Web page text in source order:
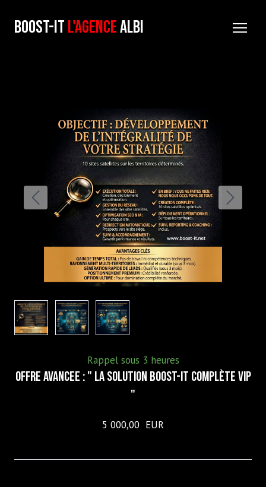
BOOST-itl'AgencEALBI
Rappel sous 3 heures
OFFRE AVANCEE : " La Solution BOOST-it Complète VIP
"
5 000,00  EUR